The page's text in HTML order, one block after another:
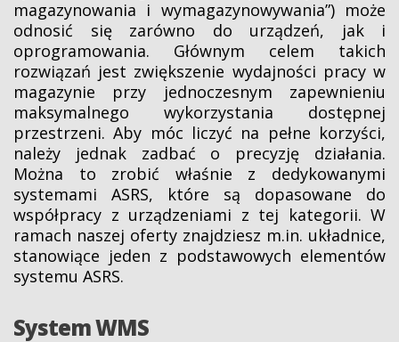
magazynowania i wymagazynowywania”) może
odnosić się zarówno do urządzeń, jak i
oprogramowania. Głównym celem takich
rozwiązań jest zwiększenie wydajności pracy w
magazynie przy jednoczesnym zapewnieniu
maksymalnego wykorzystania dostępnej
przestrzeni. Aby móc liczyć na pełne korzyści,
należy jednak zadbać o precyzję działania.
Można to zrobić właśnie z dedykowanymi
systemami ASRS, które są dopasowane do
współpracy z urządzeniami z tej kategorii. W
ramach naszej oferty znajdziesz m.in. układnice,
stanowiące jeden z podstawowych elementów
systemu ASRS.
System WMS